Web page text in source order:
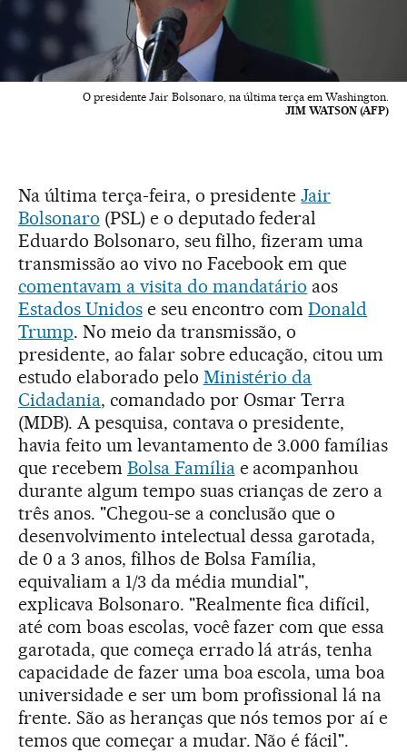
O presidente Jair Bolsonaro, na última terça em Washington.
JIM WATSON (AFP)
Na última terça-feira, o presidenteJair
Bolsonaro (PSL) e o deputado federal
Eduardo Bolsonaro, seu filho, fizeram uma
transmissão ao vivo no Facebook em que
comentavam a visita do mandatário aos
Estados Unidose seu encontro comDonald
Trump. No meio da transmissão, o
presidente, ao falar sobre educação, citou um
estudo elaborado pelo Ministério da
Cidadania, comandado por Osmar Terra
(MDB). A pesquisa, contava o presidente,
havia feito um levantamento de 3.000 famílias
que recebem Bolsa Famíliae acompanhou
durante algum tempo suas crianças de zero a
três anos. "Chegou-se a conclusão que o
desenvolvimento intelectual dessa garotada,
de 0 a 3 anos, filhos de Bolsa Família,
equivaliam a 1/3 da média mundial",
explicava Bolsonaro. "Realmente fica difícil,
até com boas escolas, você fazer com que essa
garotada, que começa errado lá atrás, tenha
capacidade de fazer uma boa escola, uma boa
universidade e ser um bom profissional lá na
frente. São as heranças que nós temos por aí e
temos que começar a mudar. Não é fácil".